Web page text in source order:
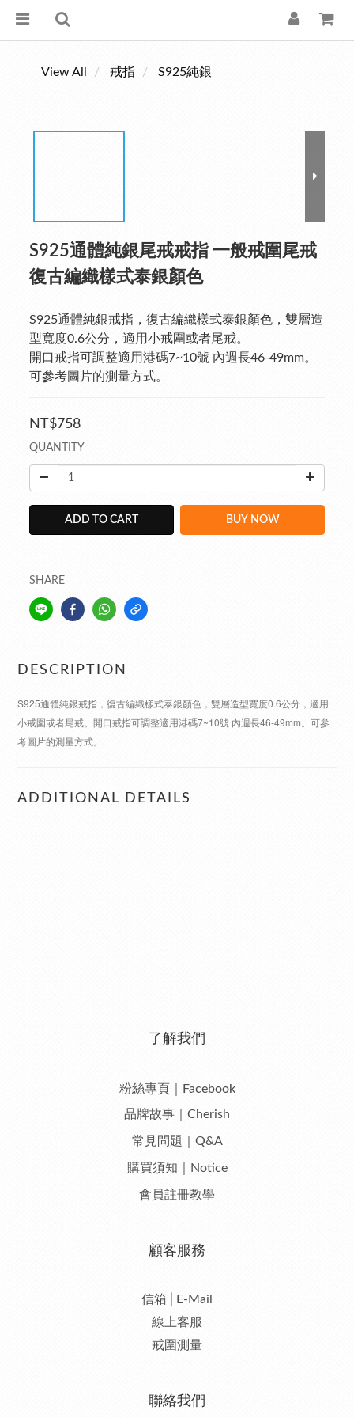
View All 戒指 S925純銀
S925通體純銀尾戒戒指 一般戒圍尾戒
復古編織樣式泰銀顏色
S925通體純銀戒指，復古編織樣式泰銀顏色，雙層造
型寬度0.6公分，適用小戒圍或者尾戒。
開口戒指可調整適用港碼7~10號 內週長46-49mm。
可參考圖片的測量方式。
NT$758
QUANTITY
ADD TO CART BUY NOW
SHARE
DESCRIPTION
S925通體純銀戒指，復古編織樣式泰銀顏色，雙層造型寬度0.6公分，適用
小戒圍或者尾戒。開口戒指可調整適用港碼7~10號 內週長46-49mm。可參
考圖片的測量方式。
ADDITIONAL DETAILS
了解我們
粉絲專頁｜Facebook
品牌故事｜Cherish
常見問題｜Q&A
購買須知｜Notice
會員註冊教學
顧客服務
信箱│E-Mail
線上客服
戒圍測量
聯絡我們